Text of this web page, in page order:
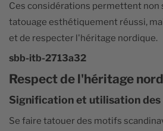
Ces considérations permettent non
tatouage esthétiquement réussi,
et de respecter l'héritage nordique.
sbb-itb-2713a32
Respect de l'héritage
Signification et utilisation des
Se faire tatouer des motifs